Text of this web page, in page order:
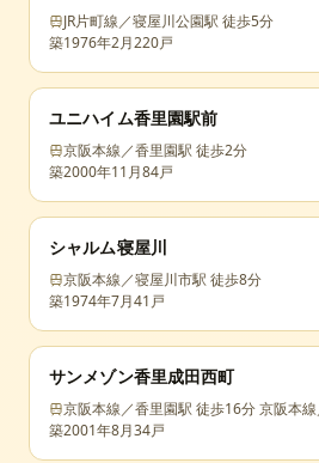
JR片町線／寝屋川公園駅 徒歩5分
築1976年2月220戸
ユニハイム香里園駅前
京阪本線／香里園駅 徒歩2分
築2000年11月84戸
シャルム寝屋川
京阪本線／寝屋川市駅 徒歩8分
築1974年7月41戸
サンメゾン香里成田西町
京阪本線／香里園駅 徒歩16分 京阪本
築2001年8月34戸